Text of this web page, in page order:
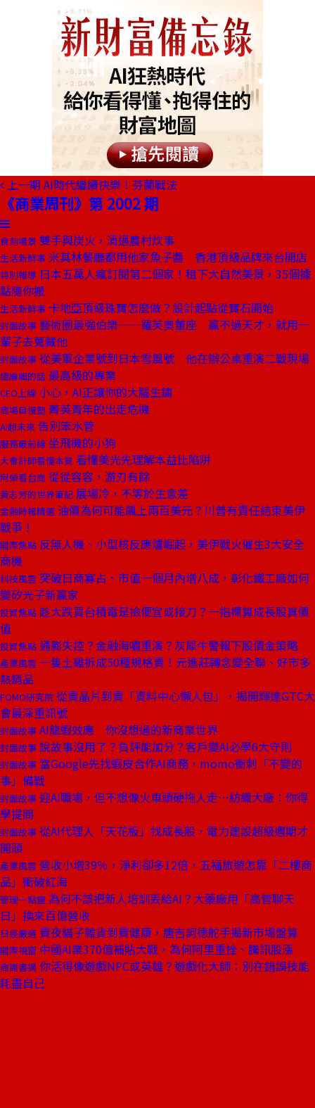
上一期 AI時代繼續快樂！芬蘭戰法
《商業周刊》第 2002 期
食刻場景 雙手與炭火，清邁農村炊事
生活新鮮事 米其林餐廳都用他家魚子醬 香港頂級品牌來台開店
特別報導 日本五萬人瘋訂閱第二個家！租下大自然美景，35個據
點隨你搬
生活新鮮事 卡地亞頂級珠寶怎麼做？設計起點從寶石開始
封面故事 藝術圈最強伯樂——羅芙奧董座 贏不過天才，就用一
輩子去蒐藏他
封面故事 從美軍企業號到日本雪風號 他在辦公桌重演二戰現場
總編輯的話 最高級的專業
CEO上線 小心，AI正讓你的大腦生鏽
商場自慢塾 菁英青年的出走危機
AI超未來 告別笨水管
服務最前線 坐飛機的小狗
大會計師看懂本質 看懂美光先理解本益比陷阱
阿榮看台商 從從容容，游刃有餘
黃志芳的世界筆記 展場冷，不等於生意差
金融時報精選 油價為何可能飆上兩百美元？川普有責任結束美伊
戰爭！
國際焦點 反無人機、小型核反應爐崛起，美伊戰火催生3大安全
商機
科技風雲 突破日商寡占、市值一個月內增八成，彰化鐵工廠如何
變矽光子新贏家
投資焦點 趁大跌買台積電是撿便宜或接刀？一指標算成長股真價
值
投資焦點 通膨失控？金融海嘯重演？灰犀牛警報下股債金策略
產業風雲 一隻土雞拆成50種規格賣！元進莊轉念變全聯、好市多
熱銷品
FOMO研究院 從賣晶片到賣「資料中心懶人包」，揭開輝達GTC大
會最深重訊號
封面故事 AI龍蝦效應 你沒想過的新商業世界
封面故事 說故事沒用了？負評能加分？客戶變AI必學6大守則
封面故事 當Google先找蝦皮合作AI商務，momo衝刺「不變的
事」備戰
封面故事 迎AI職場，但不想像火車頭硬拖人走⋯紡織大廠：你得
學提問
封面故事 從AI代理人「天花板」找成長股，電力建設超級週期才
開頭
產業風雲 營收小增39％，淨利卻多12倍，五福旅遊怎靠「二樓商
品」衝破紅海
管理一點靈 為何不該把新人培訓丟給AI？大藥廠用「高管聊天
日」換來百億營收
日經嚴選 賣夜貓子雜貨到賣健康，唐吉訶德舵手揭新市場盤算
國際視窗 中國AI業370億補貼大戰，為何阿里重挫、騰訊股漲
商周書摘 你活得像遊戲NPC或英雄？遊戲化大師：別在錯誤技能
耗盡自己